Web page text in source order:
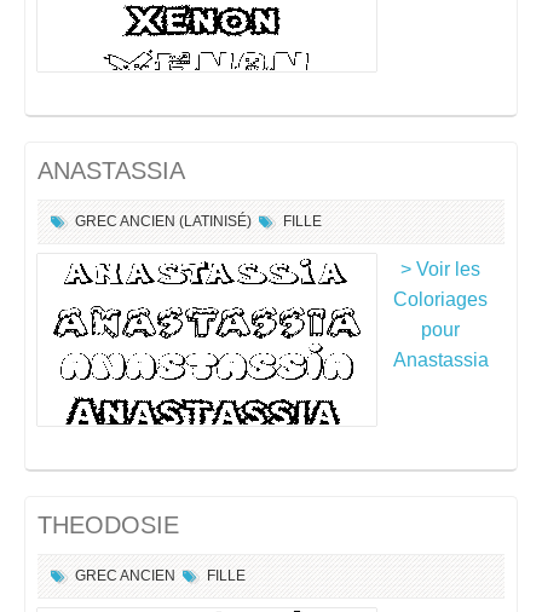
ANASTASSIA
GREC ANCIEN (LATINISÉ) FILLE
> Voir les
Coloriages
pour
Anastassia
THEODOSIE
GREC ANCIEN FILLE